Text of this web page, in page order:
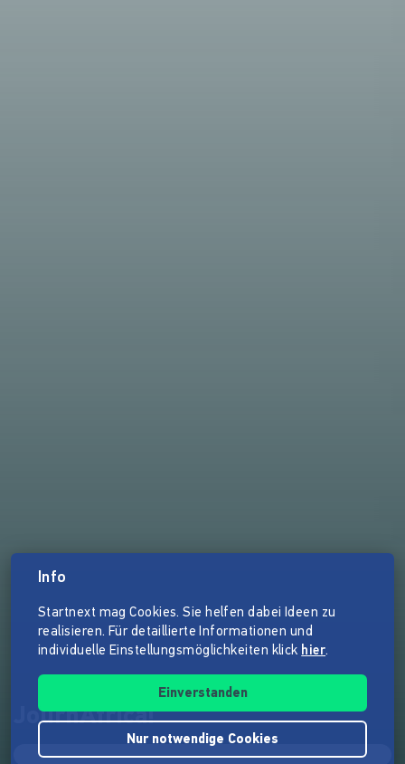
JournAfrica!
Info
Startnext mag Cookies. Sie helfen dabei Ideen zu
realisieren. Für detaillierte Informationen und
individuelle Einstellungsmöglichkeiten klick hier.
Einverstanden
Nur notwendige Cookies